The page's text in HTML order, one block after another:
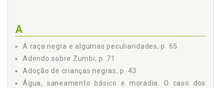
A
A raça negra e algumas peculiaridades, p. 65
Adendo sobre Zumbi, p. 71
Adoção de crianças negras, p. 43
Água, saneamento básico e moradia. O caso dos